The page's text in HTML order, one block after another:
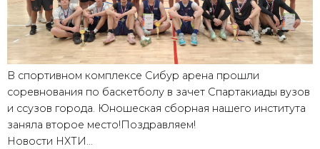
В спортивном комплексе Сибур арена прошли
соревнования по баскетболу в зачет Спартакиады вузов
и ссузов города. Юношеская сборная нашего института
заняла второе место!Поздравляем!
Новости НХТИ…